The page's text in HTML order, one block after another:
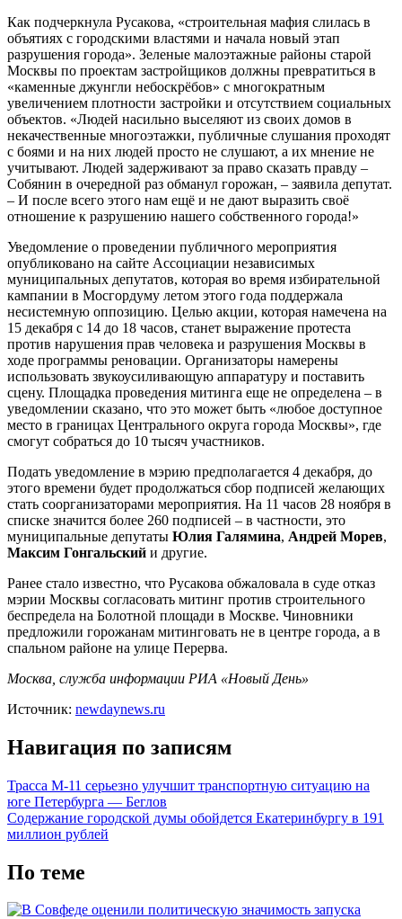
Как подчеркнула Русакова, «строительная мафия слилась в
объятиях с городскими властями и начала новый этап
разрушения города». Зеленые малоэтажные районы старой
Москвы по проектам застройщиков должны превратиться в
«каменные джунгли небоскрёбов» с многократным
увеличением плотности застройки и отсутствием социальных
объектов. «Людей насильно выселяют из своих домов в
некачественные многоэтажки, публичные слушания проходят
с боями и на них людей просто не слушают, а их мнение не
учитывают. Людей задерживают за право сказать правду –
Собянин в очередной раз обманул горожан, – заявила депутат.
– И после всего этого нам ещё и не дают выразить своё
отношение к разрушению нашего собственного города!»
Уведомление о проведении публичного мероприятия
опубликовано на сайте Ассоциации независимых
муниципальных депутатов, которая во время избирательной
кампании в Мосгордуму летом этого года поддержала
несистемную оппозицию. Целью акции, которая намечена на
15 декабря с 14 до 18 часов, станет выражение протеста
против нарушения прав человека и разрушения Москвы в
ходе программы реновации. Организаторы намерены
использовать звукоусиливающую аппаратуру и поставить
сцену. Площадка проведения митинга еще не определена – в
уведомлении сказано, что это может быть «любое доступное
место в границах Центрального округа города Москвы», где
смогут собраться до 10 тысяч участников.
Подать уведомление в мэрию предполагается 4 декабря, до
этого времени будет продолжаться сбор подписей желающих
стать соорганизаторами мероприятия. На 11 часов 28 ноября в
списке значится более 260 подписей – в частности, это
муниципальные депутаты Юлия Галямина, Андрей Морев,
Максим Гонгальский и другие.
Ранее стало известно, что Русакова обжаловала в суде отказ
мэрии Москвы согласовать митинг против строительного
беспредела на Болотной площади в Москве. Чиновники
предложили горожанам митинговать не в центре города, а в
спальном районе на улице Перерва.
Москва, служба информации РИА «Новый День»
Источник: newdaynews.ru
Навигация по записям
Трасса М-11 серьезно улучшит транспортную ситуацию на
юге Петербурга — Беглов
Содержание городской думы обойдется Екатеринбургу в 191
миллион рублей
По теме